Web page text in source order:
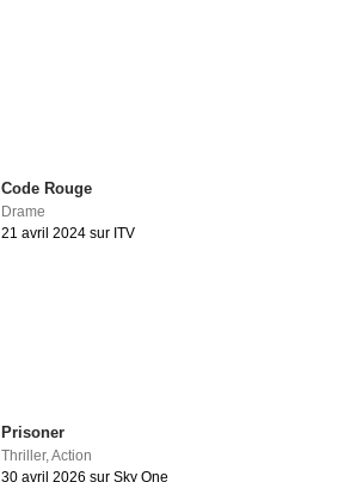
Code Rouge
Drame
21 avril 2024 sur ITV
Prisoner
Thriller,Action
30 avril 2026 sur Sky One